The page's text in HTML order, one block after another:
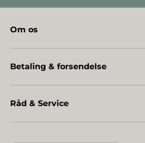
Om os
Betaling & forsendelse
Råd & Service